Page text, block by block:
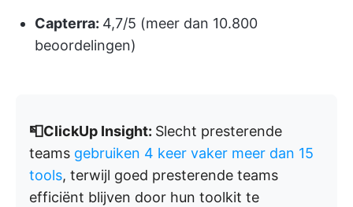
Capterra: 4,7/5 (meer dan 10.800
beoordelingen)
📮ClickUp Insight: Slecht presterende
teams gebruiken 4 keer vaker meer dan 15
tools, terwijl goed presterende teams
efficiënt blijven door hun toolkit te